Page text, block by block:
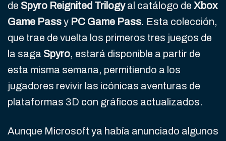
de Spyro Reignited Trilogyal catálogo de Xbox
Game Passy PC Game Pass. Esta colección,
que trae de vuelta los primeros tres juegos de
la saga Spyro, estará disponible a partir de
esta misma semana, permitiendo a los
jugadores revivir las icónicas aventuras de
plataformas 3D con gráficos actualizados.
Aunque Microsoft ya había anunciado algunos